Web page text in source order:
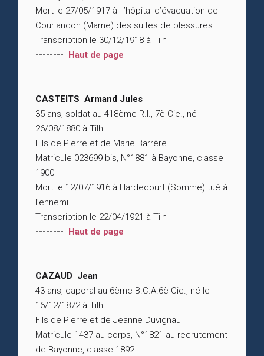
Mort le 27/05/1917 à l’hôpital d’évacuation de
Courlandon (Marne) des suites de blessures
Transcription le 30/12/1918 à Tilh
-------- Haut de page
CASTEITS Armand Jules
35 ans, soldat au 418ème R.I., 7è Cie., né
26/08/1880 à Tilh
Fils de Pierre et de Marie Barrère
Matricule 023699 bis, N°1881 à Bayonne, classe
1900
Mort le 12/07/1916 à Hardecourt (Somme) tué à
l’ennemi
Transcription le 22/04/1921 à Tilh
-------- Haut de page
CAZAUD Jean
43 ans, caporal au 6ème B.C.A.6è Cie., né le
16/12/1872 à Tilh
Fils de Pierre et de Jeanne Duvignau
Matricule 1437 au corps, N°1821 au recrutement
de Bayonne, classe 1892